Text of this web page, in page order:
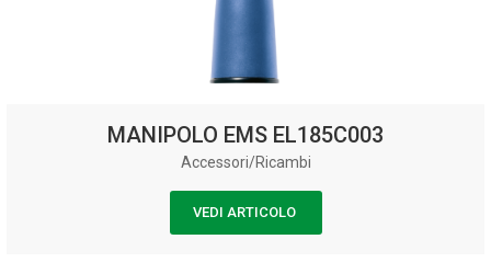
MANIPOLO EMS EL185C003
Accessori/Ricambi
VEDI ARTICOLO